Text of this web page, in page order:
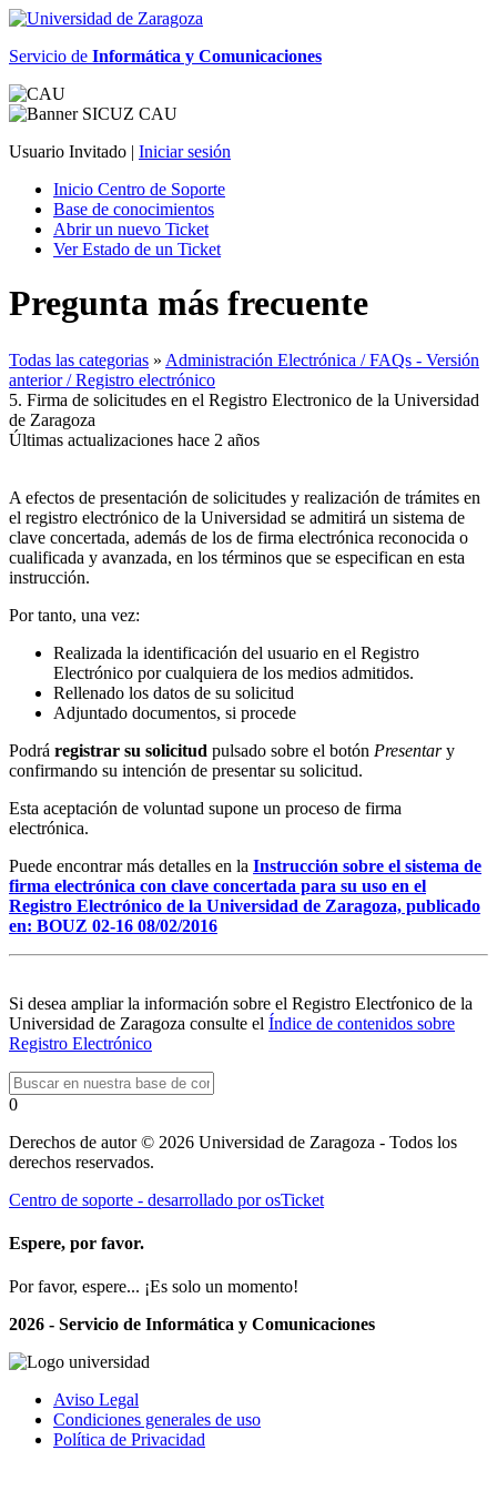
Servicio de Informática y Comunicaciones
Usuario Invitado | Iniciar sesión
Inicio Centro de Soporte
Base de conocimientos
Abrir un nuevo Ticket
Ver Estado de un Ticket
Pregunta más frecuente
Todas las categorias » Administración Electrónica / FAQs - Versión
anterior / Registro electrónico
5. Firma de solicitudes en el Registro Electronico de la Universidad
de Zaragoza
Últimas actualizaciones hace 2 años
A efectos de presentación de solicitudes y realización de trámites en
el registro electrónico de la Universidad se admitirá un sistema de
clave concertada, además de los de firma electrónica reconocida o
cualificada y avanzada, en los términos que se especifican en esta
instrucción.
Por tanto, una vez:
Realizada la identificación del usuario en el Registro
Electrónico por cualquiera de los medios admitidos.
Rellenado los datos de su solicitud
Adjuntado documentos, si procede
Podrá registrar su solicitud pulsado sobre el botón Presentary
confirmando su intención de presentar su solicitud.
Esta aceptación de voluntad supone un proceso de firma
electrónica.
Puede encontrar más detalles en la Instrucción sobre el sistema de
firma electrónica con clave concertada para su uso en el
Registro Electrónico de la Universidad de Zaragoza, publicado
en: BOUZ 02-16 08/02/2016
Si desea ampliar la información sobre el Registro Electŕonico de la
Universidad de Zaragoza consulte el Índice de contenidos sobre
Registro Electrónico
0
Derechos de autor © 2026 Universidad de Zaragoza - Todos los
derechos reservados.
Centro de soporte - desarrollado por osTicket
Espere, por favor.
Por favor, espere... ¡Es solo un momento!
2026 - Servicio de Informática y Comunicaciones
Aviso Legal
Condiciones generales de uso
Política de Privacidad